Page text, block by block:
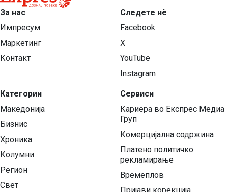
За нас
Импресум
Маркетинг
Контакт
Категории
Македонија
Бизнис
Хроника
Колумни
Регион
Свет
Следете нѐ
Facebook
X
YouTube
Instagram
Сервиси
Кариера во Експрес Медиа
Груп
Комерцијална содржина
Платено политичко
рекламирање
Времеплов